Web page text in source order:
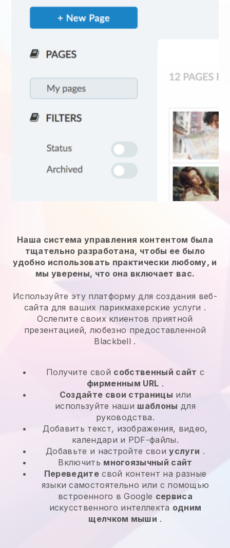
Наша система управления контентом была
тщательно разработана, чтобы ее было
удобно использовать практически любому, и
мы уверены, что она включает вас.
Используйте эту платформу для создания веб-
сайта для ваших парикмахерские услуги .
Ослепите своих клиентов приятной
презентацией, любезно предоставленной
Blackbell .
Получите свой собственный сайт с
фирменным URL .
Создайте свои страницы или
используйте наши шаблоны для
руководства.
Добавить текст, изображения, видео,
календари и PDF-файлы.
Добавьте и настройте своиуслуги .
Включить многоязычный сайт
Переведитесвой контент на разные
языки самостоятельно или с помощью
встроенного в Google сервиса
искусственного интеллекта одним
щелчком мыши .